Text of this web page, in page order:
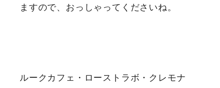
ますので、おっしゃってくださいね。
ルークカフェ・ローストラボ・クレモナ